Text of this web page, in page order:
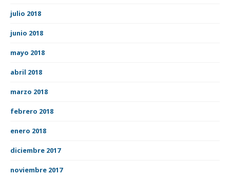
julio 2018
junio 2018
mayo 2018
abril 2018
marzo 2018
febrero 2018
enero 2018
diciembre 2017
noviembre 2017